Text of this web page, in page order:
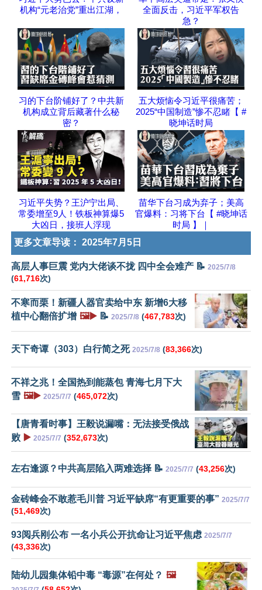
机构“元老治党”重出江湖，
全面反击，习近平军权告
急？
习的下台阶铺好了？中共新
机构成立背后藏著什么秘
密？
五大烦恼令习近平很痛苦；
2025“中国制造”惨不忍睹【 #
晓坤话时局
习近平失势？王沪宁出局、
常委增至9人！铁板神算爆5
大凶日，接班人浮现
苗华下台习成为弃子；美高
官爆料：习将下台【 #晓坤话
时局 】｜
更多文章导读： 2025年7月5日
高层人事巨震 党内大佬谈不拢 四中全会难产 📝 2025/7/8
(61,716次)
不寒而栗！新疆人器官卖给中东 新增6大移
植中心翻倍扩增 🖼️▶️ 📝 2025/7/8 (467,783次)
天下奇谭（303）白行简之死 2025/7/8 (83,366次)
不祥之兆！全国热到能蒸包 青海七月下大
雪 🖼️▶️ 2025/7/7 (465,072次)
【唐青看时事】王毅说漏嘴：无法接受俄战
败 ▶️ 2025/7/7 (352,673次)
左右逢源？中共高层陷入两难选择 📝 2025/7/7 (43,256次)
金砖峰会不敢惹毛川普 习近平缺席“有更重要的事” 2025/7/7
(51,469次)
93阅兵刚公布 一名小兵公开抗命让习近平焦虑 2025/7/7
(43,336次)
陆幼儿园集体铅中毒 “毒源”在何处？ 🖼️